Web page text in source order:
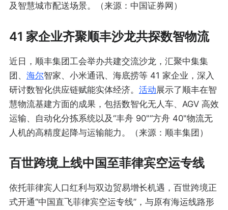
及智慧城市配送场景。（来源：中国证券网）
41 家企业齐聚顺丰沙龙共探数智物流
近日，顺丰集团工会举办共建交流沙龙，汇聚中集集
团、 海尔智家、小米通讯、海底捞等 41 家企业，深入
研讨数智化供应链赋能实体经济。 活动展示了顺丰在智
慧物流基建方面的成果，包括数智化无人车、AGV 高效
运输、自动化分拣系统以及“丰舟 90"“方舟 40"物流无
人机的高精度起降与运输能力。（来源：顺丰集团）
百世跨境上线中国至菲律宾空运专线
依托菲律宾人口红利与双边贸易增长机遇，百世跨境正
式开通“中国直飞菲律宾空运专线”，与原有海运线路形